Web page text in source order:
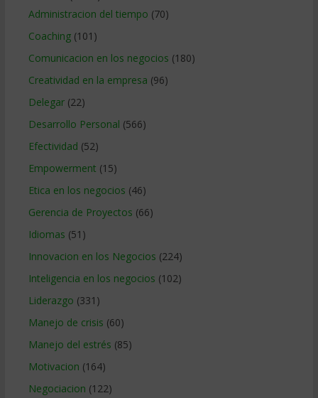
Administracion del tiempo (70)
Coaching(101)
Comunicacion en los negocios (180)
Creatividad en la empresa (96)
Delegar(22)
Desarrollo Personal (566)
Efectividad (52)
Empowerment (15)
Etica en los negocios (46)
Gerencia de Proyectos (66)
Idiomas (51)
Innovacion en los Negocios (224)
Inteligencia en los negocios (102)
Liderazgo (331)
Manejo de crisis (60)
Manejo del estrés (85)
Motivacion (164)
Negociacion (122)